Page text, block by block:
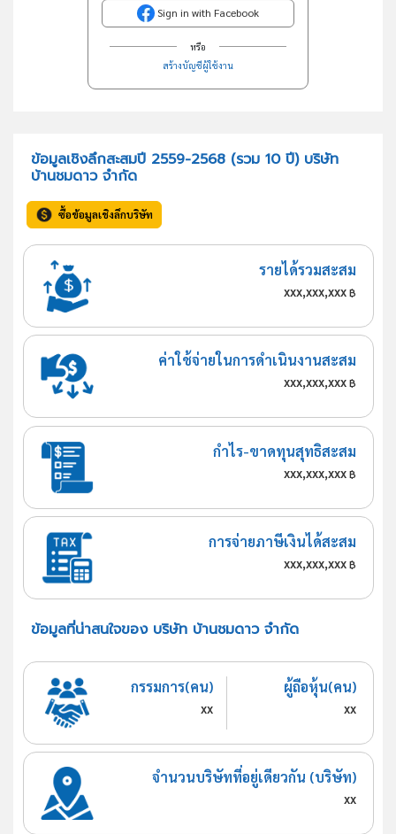
Sign in with Facebook
หรือ
สร้างบัญชีผู้ใช้งาน
ข้อมูลเชิงลึกสะสมปี 2559-2568 (รวม 10 ปี) บริษัท
บ้านชมดาว จำกัด
ซื้อข้อมูลเชิงลึกบริษัท
รายได้รวมสะสม
xxx,xxx,xxx฿
ค่าใช้จ่ายในการดำเนินงานสะสม
xxx,xxx,xxx฿
กำไร-ขาดทุนสุทธิสะสม
xxx,xxx,xxx฿
การจ่ายภาษีเงินได้สะสม
xxx,xxx,xxx฿
ข้อมูลที่น่าสนใจของ บริษัท บ้านชมดาว จำกัด
กรรมการ(คน)
xx
ผู้ถือหุ้น(คน)
xx
จำนวนบริษัทที่อยู่เดียวกัน (บริษัท)
xx